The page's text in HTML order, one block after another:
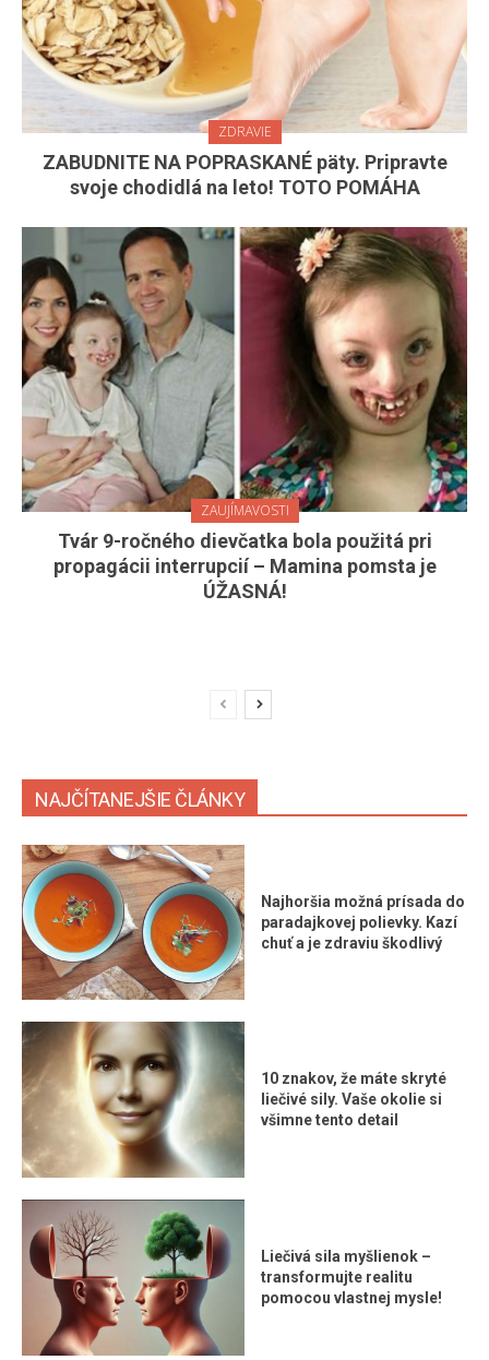
ZDRAVIE
ZABUDNITE NA POPRASKANÉ päty. Pripravte
svoje chodidlá na leto! TOTO POMÁHA
ZAUJÍMAVOSTI
Tvár 9-ročného dievčatka bola použitá pri
propagácii interrupcií – Mamina pomsta je
ÚŽASNÁ!
NAJČÍTANEJŠIE ČLÁNKY
Najhoršia možná prísada do
paradajkovej polievky. Kazí
chuť a je zdraviu škodlivý
10 znakov, že máte skryté
liečivé sily. Vaše okolie si
všimne tento detail
Liečivá sila myšlienok –
transformujte realitu
pomocou vlastnej mysle!